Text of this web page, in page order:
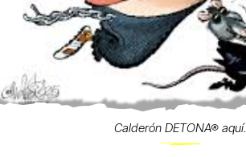
Calderón DETONA® aquí.